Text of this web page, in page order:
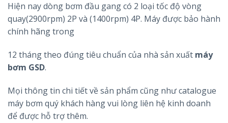
Hiện nay dòng bơm đầu gang có 2 loại tốc độ vòng
quay(2900rpm) 2P và (1400rpm) 4P. Máy được bảo hành
chính hãng trong
12 tháng theo đúng tiêu chuẩn của nhà sản xuất máy
bơm GSD.
Mọi thông tin chi tiết về sản phẩm cũng như catalogue
máy bơm quý khách hàng vui lòng liên hệ kinh doanh
để được hỗ trợ thêm.